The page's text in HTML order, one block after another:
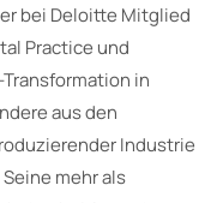
bei Deloitte Mitglied
Practice und
in
aus den
Industrie
mehr als